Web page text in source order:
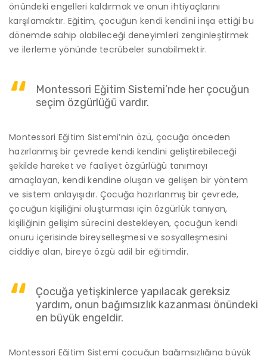
önündeki engelleri kaldırmak ve onun ihtiyaçlarını
karşılamaktır. Eğitim, çocuğun kendi kendini inşa ettiği bu
dönemde sahip olabileceği deneyimleri zenginleştirmek
ve ilerleme yönünde tecrübeler sunabilmektir.
Montessori Eğitim Sistemi’nde her çocuğun
seçim özgürlüğü vardır.
Montessori Eğitim Sistemi’nin özü, çocuğa önceden
hazırlanmış bir çevrede kendi kendini geliştirebileceği
şekilde hareket ve faaliyet özgürlüğü tanımayı
amaçlayan, kendi kendine oluşan ve gelişen bir yöntem
ve sistem anlayışıdır. Çocuğa hazırlanmış bir çevrede,
çocuğun kişiliğini oluşturması için özgürlük tanıyan,
kişiliğinin gelişim sürecini destekleyen, çocuğun kendi
onuru içerisinde bireyselleşmesi ve sosyalleşmesini
ciddiye alan, bireye özgü adil bir eğitimdir.
Çocuğa yetişkinlerce yapılacak gereksiz
yardım, onun bağımsızlık kazanması önündeki
en büyük engeldir.
Montessori Eğitim Sistemi çocuğun bağımsızlığına büyük